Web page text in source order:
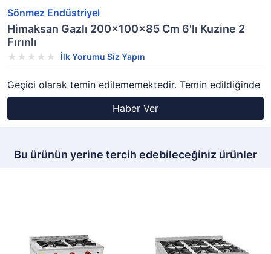
Sönmez Endüstriyel
Himaksan Gazlı 200x100x85 Cm 6'lı Kuzine 2
Fırınlı
İlk Yorumu Siz Yapın
Geçici olarak temin edilememektedir. Temin edildiğinde
Haber Ver
Bu ürünün yerine tercih edebileceğiniz ürünler